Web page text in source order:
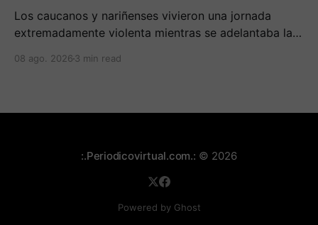
Los caucanos y nariñenses vivieron una jornada
extremadamente violenta mientras se adelantaba la
presidente de Colombia.
08 ago. 2026 3 min read
:.Periodicovirtual.com.: © 2026
Powered by Ghost